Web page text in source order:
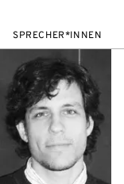
SPRECHER*INNEN